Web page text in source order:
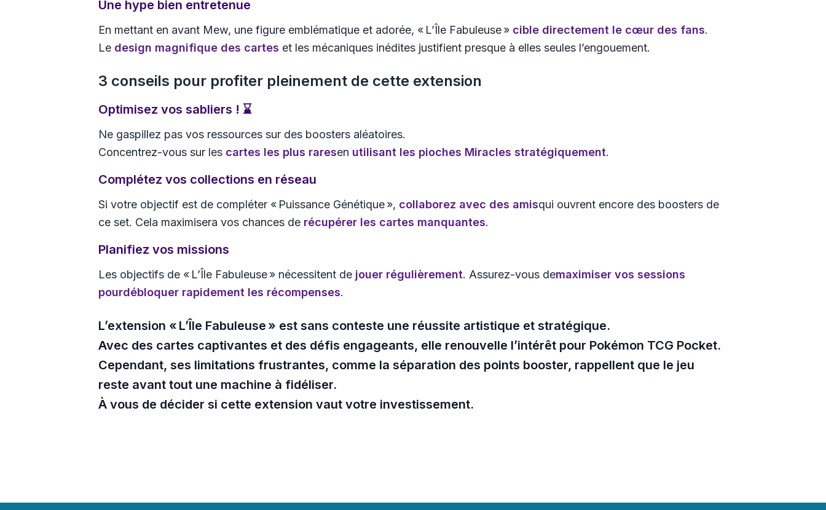
Une hype bien entretenue
En mettant en avant Mew, une figure emblématique et adorée, « L’Île Fabuleuse » cible directement le cœur des fans.
Le design magnifique des cartes et les mécaniques inédites justifient presque à elles seules l’engouement.
3 conseils pour profiter pleinement de cette extension
Optimisez vos sabliers ! ⌛
Ne gaspillez pas vos ressources sur des boosters aléatoires.
Concentrez-vous sur les cartes les plus raresen utilisant les pioches Miracles stratégiquement.
Complétez vos collections en réseau
Si votre objectif est de compléter « Puissance Génétique », collaborez avec des amisqui ouvrent encore des boosters de
ce set. Cela maximisera vos chances de récupérer les cartes manquantes.
Planifiez vos missions
Les objectifs de « L’Île Fabuleuse » nécessitent de jouer régulièrement. Assurez-vous demaximiser vos sessions
pourdébloquer rapidement les récompenses.
L’extension « L’Île Fabuleuse » est sans conteste une réussite artistique et stratégique.
Avec des cartes captivantes et des défis engageants, elle renouvelle l’intérêt pour Pokémon TCG Pocket.
Cependant, ses limitations frustrantes, comme la séparation des points booster, rappellent que le jeu
reste avant tout une machine à fidéliser.
À vous de décider si cette extension vaut votre investissement.